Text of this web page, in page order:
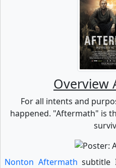
Overview
For all intents and
happened. "Aftermath" is
Nonton Aftermath subtitle